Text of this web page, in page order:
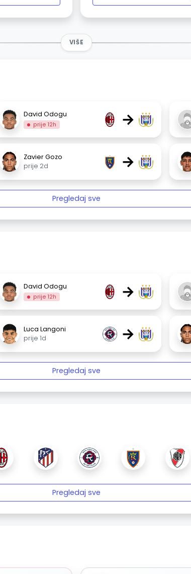
VIŠE
David Odogu
prije 12h →
Zavier Gozo
prije 2d
→
Pregledaj sve
David Odogu
prije 12h →
Luca Langoni
prije 1d
→
Pregledaj sve
Pregledaj sve